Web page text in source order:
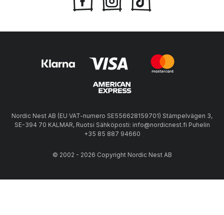
Nordic Nest AB (EU VAT-numero SE556628159701) Stämpelvägen 3,
SE-394 70 KALMAR, Ruotsi Sähköposti: info@nordicnest.fi Puhelin
+35 85 887 94660
© 2002 - 2026 Copyright Nordic Nest AB